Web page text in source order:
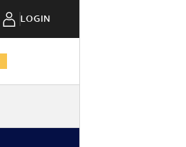
LOGIN